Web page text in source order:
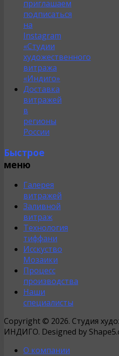
приглашаем
подписаться
на
Instagram
«Студии
художественного
витража
«Индиго»
Доставка
витражей
в
регионы
России
Быстрое
меню
Галерея
витражей
Заливной
витраж
Технология
тиффани
Исскуство
Мозаики
Процесс
производства
Наши
специалисты
Copyright © 2026. Студия
ИНДИГО. Designed by
О компании